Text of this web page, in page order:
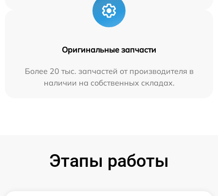
Оригинальные запчасти
Более 20 тыс. запчастей от производителя в
наличии на собственных складах.
Этапы работы